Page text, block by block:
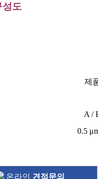
도
제
A /
0.5
온라인 견적문의